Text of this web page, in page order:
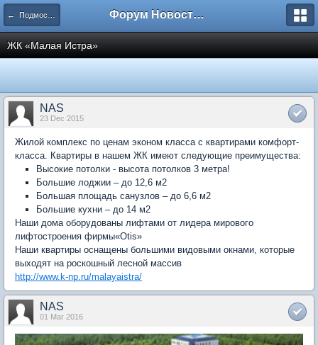
← Подмосковье Форум Новостройки
ЖК «Малая Истра»
NAS
23 Dec 2015
Жилой комплекс по ценам эконом класса с квартирами комфорт-
класса. Квартиры в нашем ЖК имеют следующие преимущества:
Высокие потолки - высота потолков 3 метра!
Большие лоджии – до 12,6 м2
Большая площадь санузлов – до 6,6 м2
Большие кухни – до 14 м2
Наши дома оборудованы лифтами от лидера мирового
лифтостроения фирмы«Otis»
Наши квартиры оснащены большими видовыми окнами, которые
выходят на роскошный лесной массив
http://www.k-np.ru/malayaistra/
NAS
01 Mar 2016